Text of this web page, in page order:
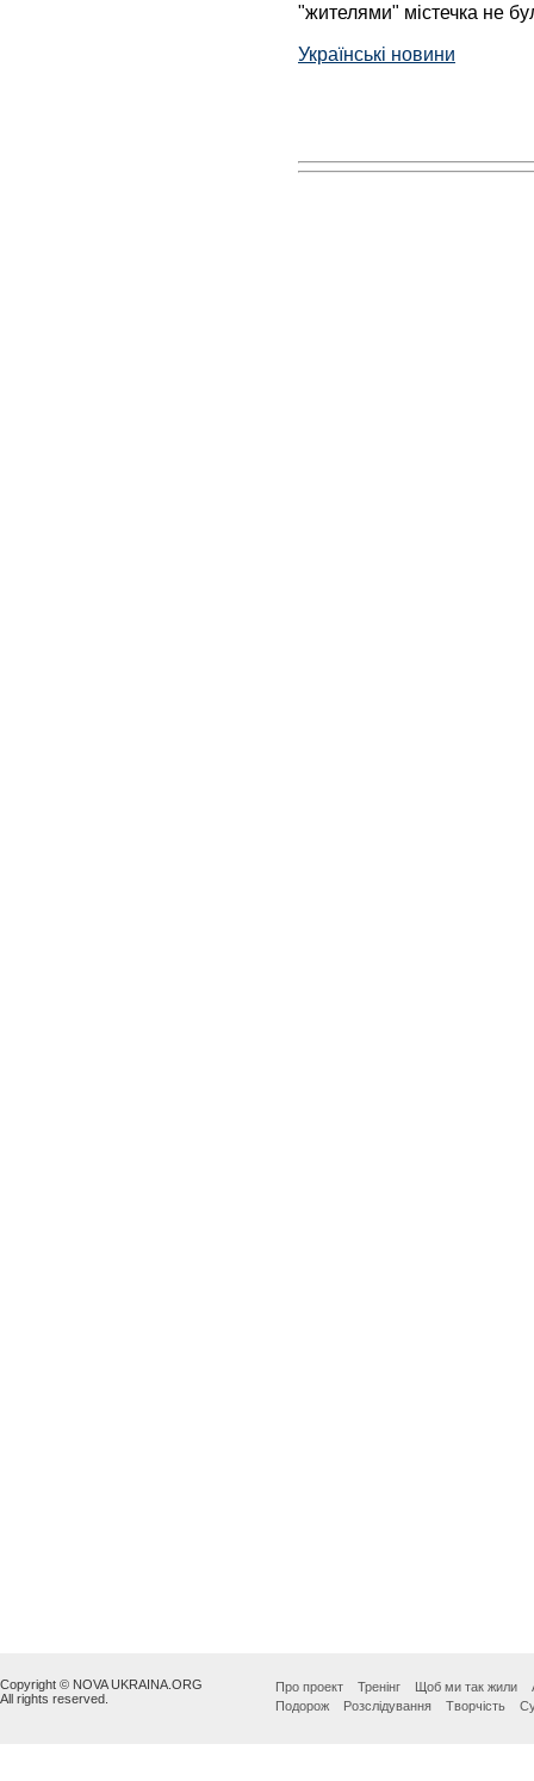
"жителями" містечка не
Українські новини
Copyright © NOVA UKRAINA.ORG
All rights reserved.
Про проект Тренінг Щоб ми так жили
Подорож
Розслідування Творчість